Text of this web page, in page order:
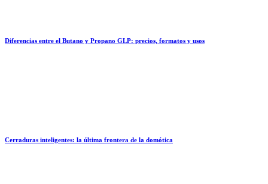
Diferencias entre el Butano y Propano GLP: precios, formatos y usos
Cerraduras inteligentes: la última frontera de la domótica